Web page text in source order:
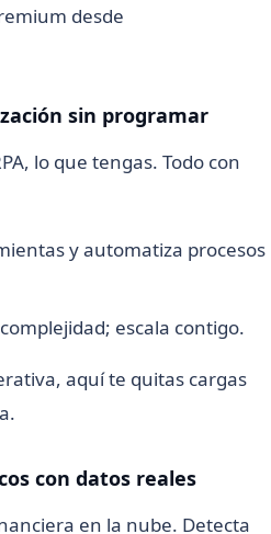
desde
sin programar
lo que tengas. Todo con
y automatiza procesos
escala contigo.
aquí te quitas cargas
con datos reales
en la nube. Detecta